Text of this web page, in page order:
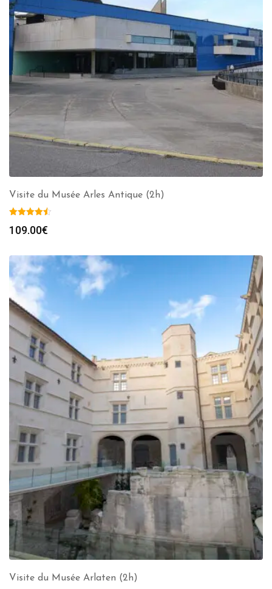
Visite du Musée Arles Antique (2h)
109.00€
Visite du Musée Arlaten (2h)